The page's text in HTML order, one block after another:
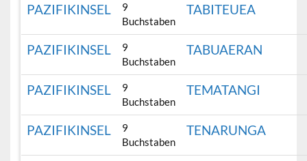
PAZIFIKINSEL
9
Buchstaben
TABITEUEA
PAZIFIKINSEL
9
Buchstaben
TABUAERAN
PAZIFIKINSEL
9
Buchstaben
TEMATANGI
PAZIFIKINSEL
9
Buchstaben
TENARUNGA